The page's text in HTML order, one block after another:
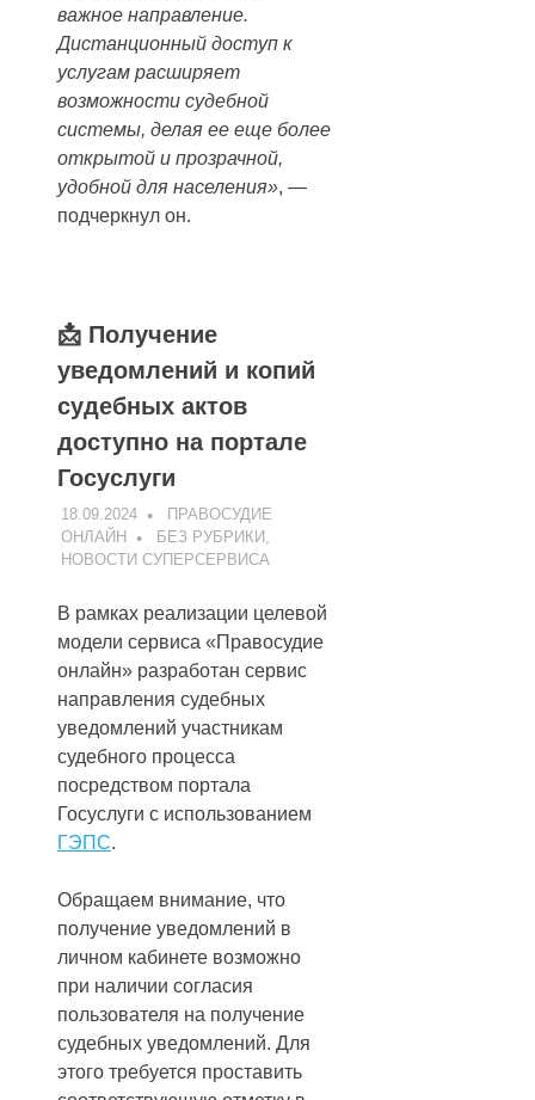
важное направление.
Дистанционный доступ к
услугам расширяет
возможности судебной
системы, делая ее еще более
открытой и прозрачной,
удобной для населения», —
подчеркнул он.
📩 Получение
уведомлений и копий
судебных актов
доступно на портале
Госуслуги
18.09.2024
ПРАВОСУДИЕ
ОНЛАЙН
БЕЗ РУБРИКИ ,
НОВОСТИ СУПЕРСЕРВИСА
В рамках реализации целевой
модели сервиса «Правосудие
онлайн» разработан сервис
направления судебных
уведомлений участникам
судебного процесса
посредством портала
Госуслуги с использованием
ГЭПС.
Обращаем внимание, что
получение уведомлений в
личном кабинете возможно
при наличии согласия
пользователя на получение
судебных уведомлений. Для
этого требуется проставить